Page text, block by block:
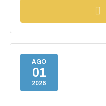
AGO
01
2026